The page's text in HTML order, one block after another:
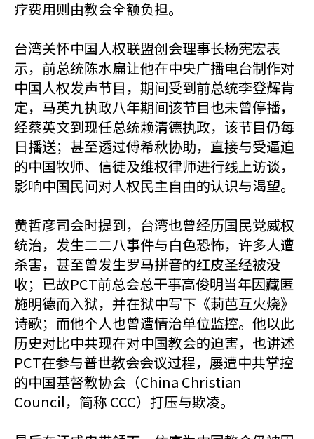
疗费用则由教会全额负担。
台湾关怀中国人权联盟创会理事长杨宪宏表
示，前总统陈水扁让他在中央广播电台制作对
中国人权发声节目，期间受到前总统李登辉肯
定，马英九执政八年期间该节目也未曾停播，
经蔡英文到现任总统赖清德执政，该节目仍每
日播送；甚至透过傅希秋协助，直接与受逼迫
的中国牧师、信徒及维权律师进行线上访谈，
影响中国民间对人权民主自由的认识与渴望。
黄哲彦司会时提到，台湾也曾经历国民党威权
统治，发生二二八事件与白色恐怖，许多人遭
杀害，甚至曾发生罗马拼音的红皮圣经被没
收；已故PCT前总会总干事高俊明当年因藏匿
施明德而入狱，并在狱中写下《莿芭互火烧》
诗歌；而他个人也曾遭情治单位监控。他以此
历史对比中共现在对中国教会的迫害，也讲述
PCT在参与普世教会会议过程，屡遭中共掌控
的中国基督教协会（China Christian
Council，简称 CCC）打压与欺凌。